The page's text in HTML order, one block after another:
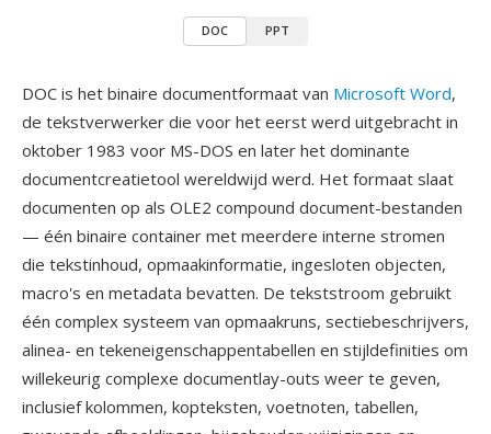
DOC PPT
DOC is het binaire documentformaat van Microsoft Word,
de tekstverwerker die voor het eerst werd uitgebracht in
oktober 1983 voor MS-DOS en later het dominante
documentcreatietool wereldwijd werd. Het formaat slaat
documenten op als OLE2 compound document-bestanden
— één binaire container met meerdere interne stromen
die tekstinhoud, opmaakinformatie, ingesloten objecten,
macro's en metadata bevatten. De tekststroom gebruikt
één complex systeem van opmaakruns, sectiebeschrijvers,
alinea- en tekeneigenschappentabellen en stijldefinities om
willekeurig complexe documentlay-outs weer te geven,
inclusief kolommen, kopteksten, voetnoten, tabellen,